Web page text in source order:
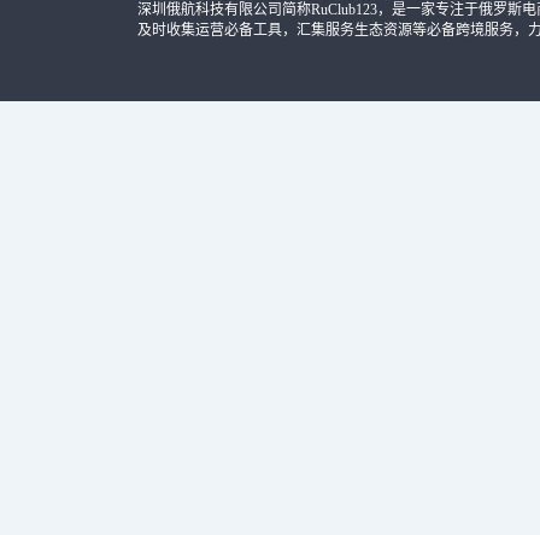
深圳俄航科技有限公司简称RuClub123，是一家专注于俄罗斯
及时收集运营必备工具，汇集服务生态资源等必备跨境服务，